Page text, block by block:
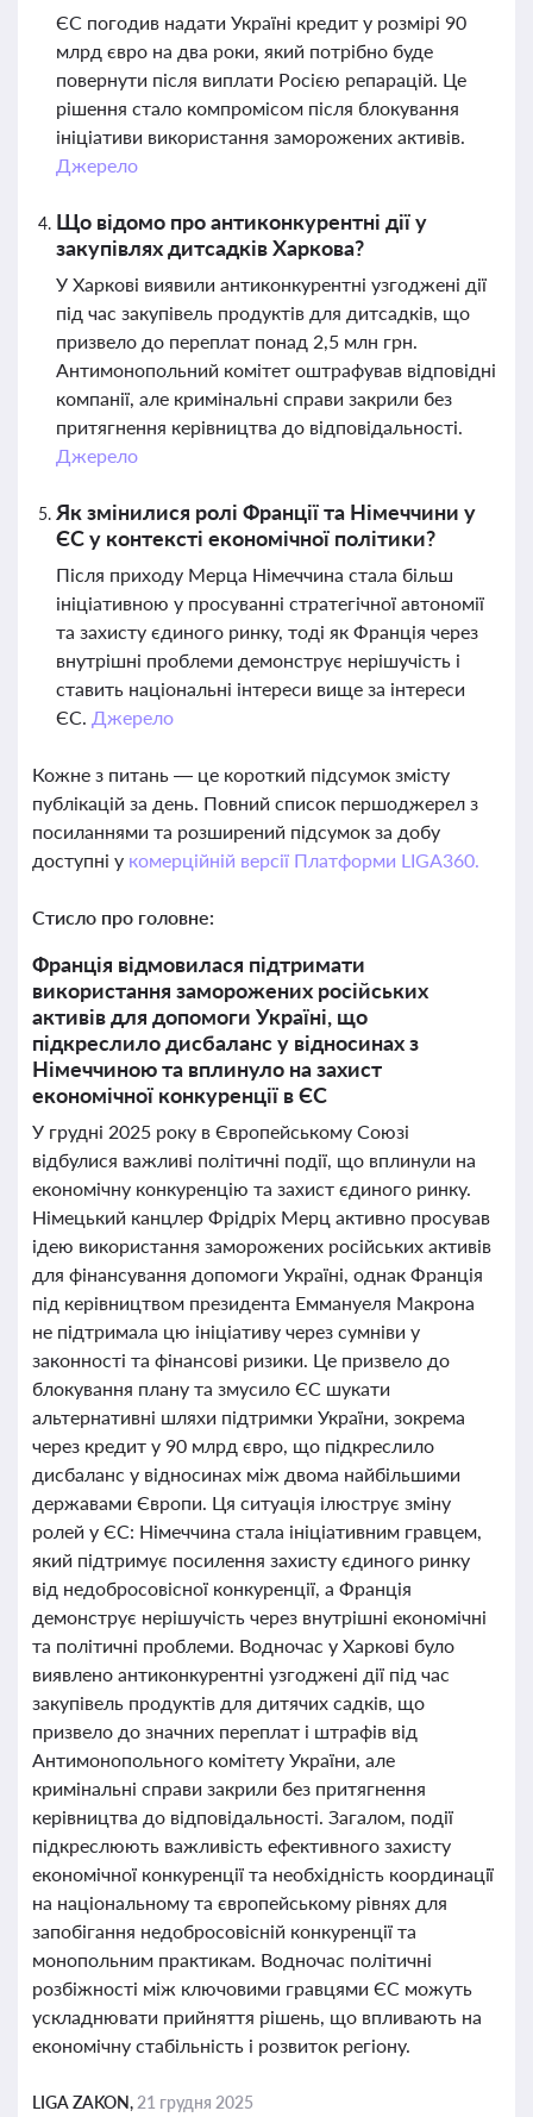
ЄС погодив надати Україні кредит у розмірі 90
млрд євро на два роки, який потрібно буде
повернути після виплати Росією репарацій. Це
рішення стало компромісом після блокування
ініціативи використання заморожених активів.
Джерело
Що відомо про антиконкурентні дії у
закупівлях дитсадків Харкова?
У Харкові виявили антиконкурентні узгоджені дії
під час закупівель продуктів для дитсадків, що
призвело до переплат понад 2,5 млн грн.
Антимонопольний комітет оштрафував відповідні
компанії, але кримінальні справи закрили без
притягнення керівництва до відповідальності.
Джерело
Як змінилися ролі Франції та Німеччини у
ЄС у контексті економічної політики?
Після приходу Мерца Німеччина стала більш
ініціативною у просуванні стратегічної автономії
та захисту єдиного ринку, тоді як Франція через
внутрішні проблеми демонструє нерішучість і
ставить національні інтереси вище за інтереси
ЄС. Джерело
Кожне з питань — це короткий підсумок змісту
публікацій за день. Повний список першоджерел з
посиланнями та розширений підсумок за добу
доступні у комерційній версії Платформи LIGA360.
Стисло про головне:
Франція відмовилася підтримати
використання заморожених російських
активів для допомоги Україні, що
підкреслило дисбаланс у відносинах з
Німеччиною та вплинуло на захист
економічної конкуренції в ЄС
У грудні 2025 року в Європейському Союзі
відбулися важливі політичні події, що вплинули на
економічну конкуренцію та захист єдиного ринку.
Німецький канцлер Фрідріх Мерц активно просував
ідею використання заморожених російських активів
для фінансування допомоги Україні, однак Франція
під керівництвом президента Еммануеля Макрона
не підтримала цю ініціативу через сумніви у
законності та фінансові ризики. Це призвело до
блокування плану та змусило ЄС шукати
альтернативні шляхи підтримки України, зокрема
через кредит у 90 млрд євро, що підкреслило
дисбаланс у відносинах між двома найбільшими
державами Європи. Ця ситуація ілюструє зміну
ролей у ЄС: Німеччина стала ініціативним гравцем,
який підтримує посилення захисту єдиного ринку
від недобросовісної конкуренції, а Франція
демонструє нерішучість через внутрішні економічні
та політичні проблеми. Водночас у Харкові було
виявлено антиконкурентні узгоджені дії під час
закупівель продуктів для дитячих садків, що
призвело до значних переплат і штрафів від
Антимонопольного комітету України, але
кримінальні справи закрили без притягнення
керівництва до відповідальності. Загалом, події
підкреслюють важливість ефективного захисту
економічної конкуренції та необхідність координації
на національному та європейському рівнях для
запобігання недобросовісній конкуренції та
монопольним практикам. Водночас політичні
розбіжності між ключовими гравцями ЄС можуть
ускладнювати прийняття рішень, що впливають на
економічну стабільність і розвиток регіону.
LIGA ZAKON, 21 грудня 2025